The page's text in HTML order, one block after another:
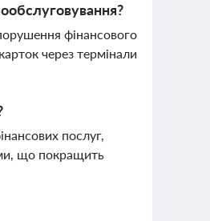
фінансового
через термінали
послуг,
що покращить